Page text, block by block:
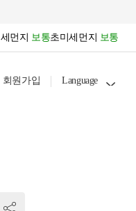
먼지 보통초미세먼지 보통
회원가입 Language